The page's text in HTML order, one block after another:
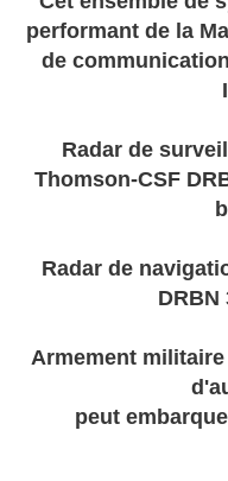
performant de la
de
Radar de
Thomson-CSF
Radar de
DRBN
Armement
peut